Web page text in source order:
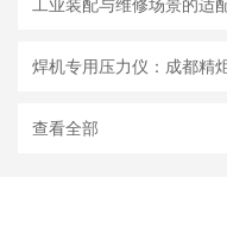
查看全部